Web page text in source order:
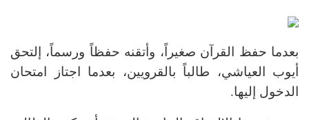
بعدما حفظ القرآن صغيراً، وأتقنه حفظاً ورسماً، إلتحق
أيوب العياشي، طالباً بالقرويين، بعدما اجتاز امتحان
الدخول إليها.